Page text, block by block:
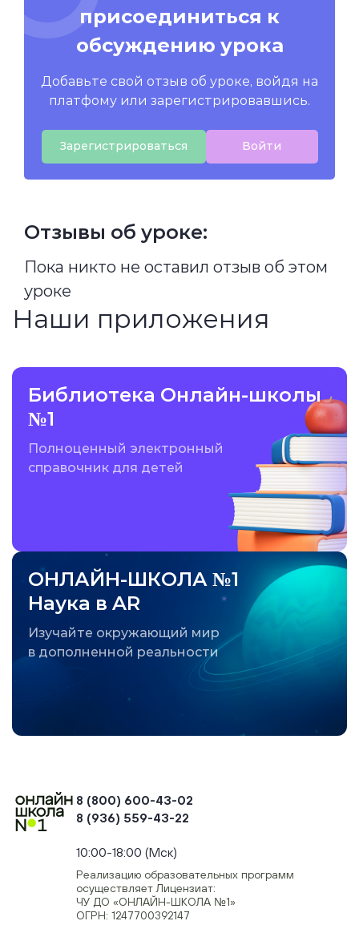
присоединиться к
обсуждению урока
Добавьте свой отзыв об уроке, войдя на
платфому или зарегистрировавшись.
Зарегистрироваться Войти
Отзывы об уроке:
Пока никто не оставил отзыв об этом
уроке
Наши приложения
Библиотека Онлайн-школы
№1
Полноценный электронный
справочник для детей
ОНЛАЙН-ШКОЛА №1
Наука в AR
Изучайте окружающий мир
в дополненной реальности
8 (800) 600-43-02
8 (936) 559-43-22
10:00-18:00 (Мск)
Реализацию образовательных программ
осуществляет Лицензиат:
ЧУ ДО «ОНЛАЙН-ШКОЛА №1»
ОГРН: 1247700392147